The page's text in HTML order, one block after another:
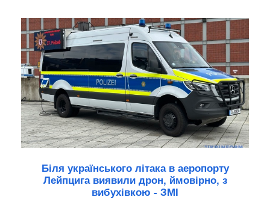
Біля українського літака в аеропорту
Лейпцига виявили дрон, ймовірно, з
вибухівкою - ЗМІ